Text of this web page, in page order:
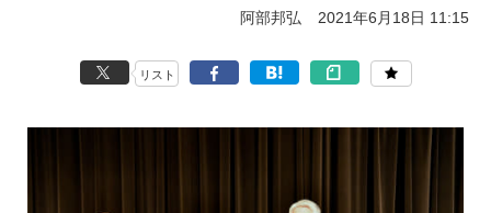
阿部邦弘 2021年6月18日 11:15
リスト